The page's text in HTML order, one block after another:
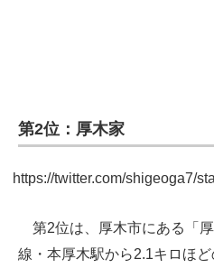
第2位：厚木家
https://twitter.com/shigeoga7/
第2位は、厚木市にある「
線・本厚木駅から2.1キロほ